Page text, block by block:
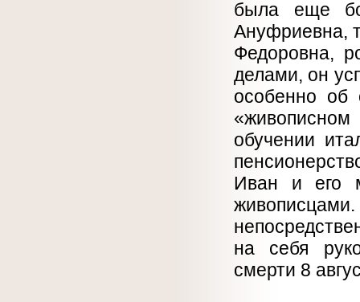
была еще
Ануфриевна,
Федоровна,
делами, он
особенно об
обучении
Иван и его
на себя
смерти 8